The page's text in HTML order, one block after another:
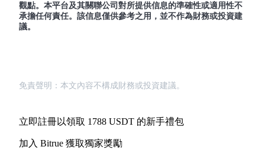
觀點。本平台及其關聯公司對所提供信息的準確性或適用性不
承擔任何責任。該信息僅供參考之用，並不作為財務或投資建
議。
免責聲明：本文內容不構成財務或投資建議。
立即註冊以領取 1788 USDT 的新手禮包
加入 Bitrue 獲取獨家獎勵